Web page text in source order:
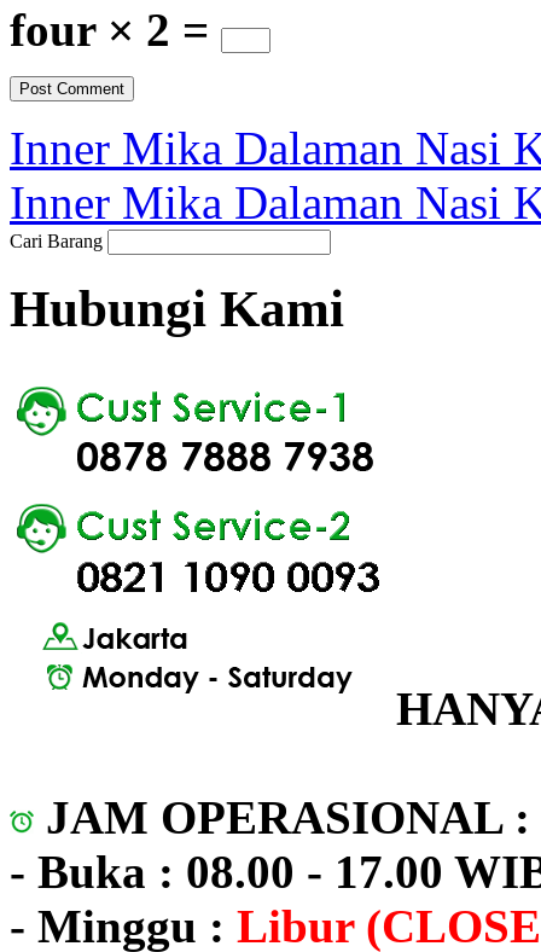
four × 2 =
Inner Mika Dalaman Nasi
Inner Mika Dalaman Nasi
Cari Barang
Hubungi Kami
JAM OPERASIONAL :
- Buka : 08.00 - 17.00
- Minggu : Libur